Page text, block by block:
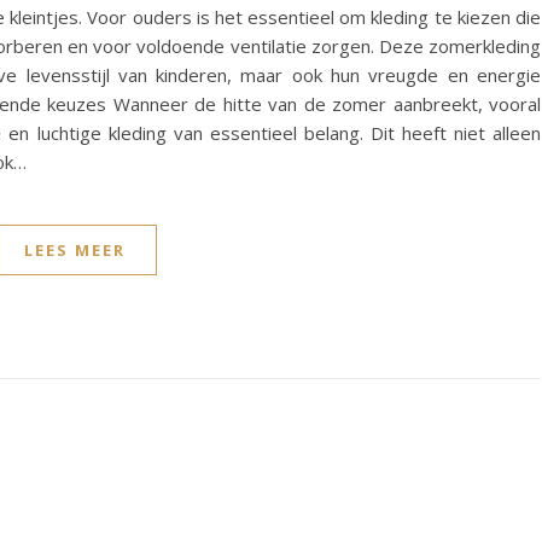
Voor ouders is het essentieel om kleding te kiezen die
en voor voldoende ventilatie zorgen. Deze zomerkleding
levensstijl van kinderen, maar ook hun vreugde en energie
keuzes Wanneer de hitte van de zomer aanbreekt, vooral
luchtige kleding van essentieel belang. Dit heeft niet alleen
LEES MEER